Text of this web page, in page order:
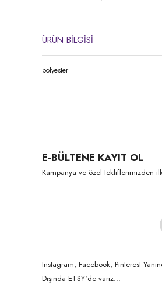
ÜRÜN BİLGİSİ
polyester
Ürün açıklamasında eksik bilgiler
Ürün bilgilerinde hatalar
E-BÜLTENE KAYIT OL
Kampanya ve özel tekliflerimizden
Instagram, Facebook, Pinterest
Dışında ETSY'de varız...